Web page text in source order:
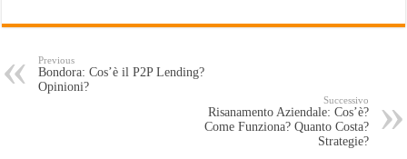
Previous
Bondora: Cos’è il P2P Lending?
Opinioni?
Successivo
Risanamento Aziendale: Cos’è?
Come Funziona? Quanto Costa?
Strategie?